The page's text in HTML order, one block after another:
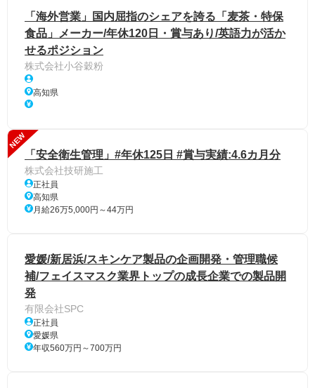
「海外営業」国内屈指のシェアを誇る「麦茶・特保
食品」メーカー/年休120日・賞与あり/英語力が活か
せるポジション
株式会社小谷穀粉
高知県
NEW
「安全衛生管理」#年休125日 #賞与実績:4.6カ月分
株式会社技研施工
正社員
高知県
月給26万5,000円～44万円
愛媛/新居浜/スキンケア製品の企画開発・管理職候
補/フェイスマスク業界トップの成長企業での製品開
発
有限会社SPC
正社員
愛媛県
年収560万円～700万円